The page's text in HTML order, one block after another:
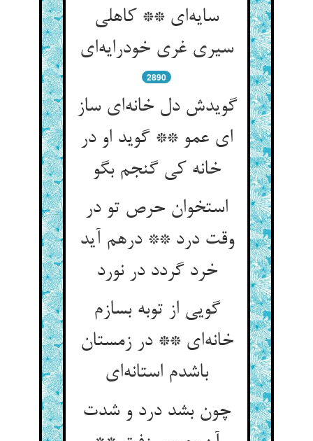
سایه‌ای ** کاهلی
سیری غری خودرایه‌ای
2890
گویدش دل خانه‌ای ساز
ای عمو ** گوید او در
خانه کی گنجم بگو
استخوان حرص تو در
وقت درد ** درهم آید
خرد گردد در نورد
گویی از توبه بسازم
خانه‌ای ** در زمستان
باشدم استانه‌ای
چون بشد درد و شدت